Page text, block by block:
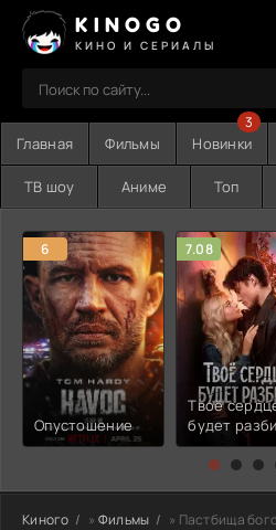
KINOGO
КИНО И СЕРИАЛЫ
Главная Фильмы Новинки
3
ТВ шоу Аниме Топ
6
Опустошение
7.08
Твоё
будет
Киного » Фильмы » Пастбища